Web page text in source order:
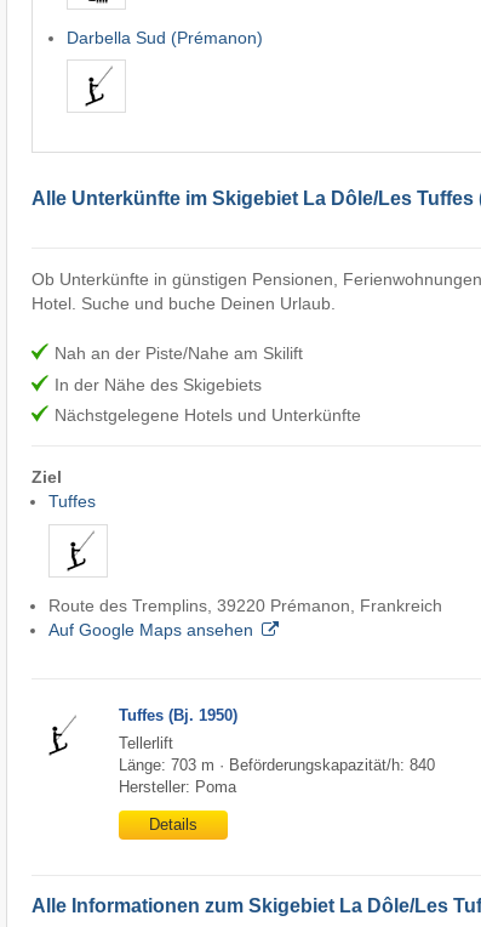
Darbella Sud (Prémanon)
Alle Unterkünfte im Skigebiet La Dôle/​Les Tuffes
Ob Unterkünfte in günstigen Pensionen,
Hotel. Suche und buche Deinen Urlaub.
Nah an der Piste/Nahe am Skilift
In der Nähe des Skigebiets
Nächstgelegene Hotels und Unterkünfte
Ziel
Tuffes
Route des Tremplins, 39220 Prémanon, Frankreich
Auf Google Maps ansehen
Tuffes (Bj. 1950)
Tellerlift
Länge: 703 m · Beförderungskapazität/h: 840
Hersteller: Poma
Details
Alle Informationen zum Skigebiet La Dôle/​Les